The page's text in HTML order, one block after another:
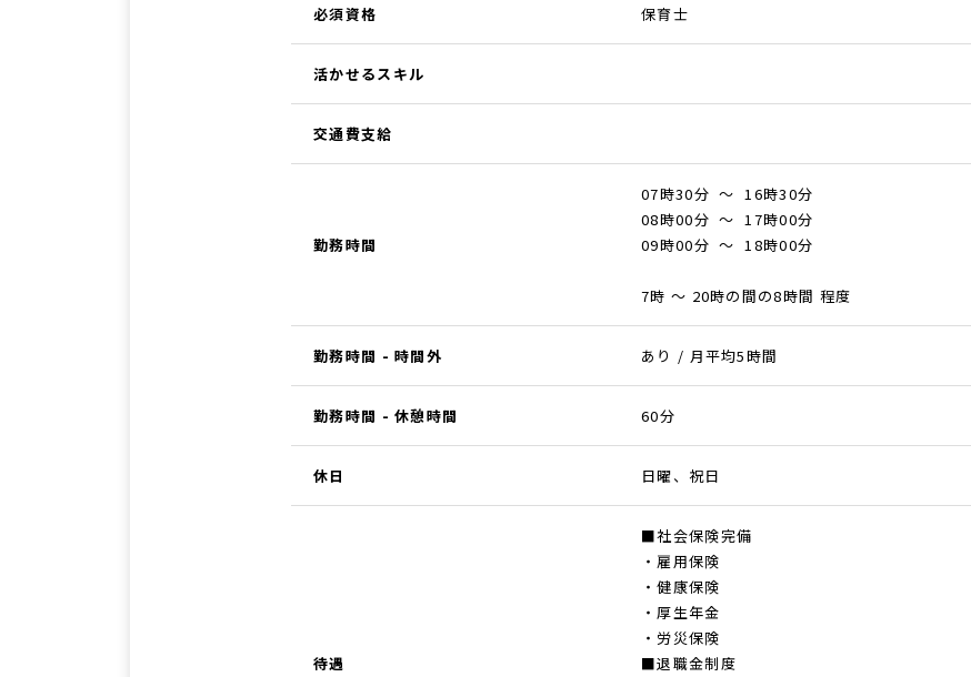
必須資格 保育士
活かせるスキル
交通費支給
勤務時間
07時30分 ～ 16時30分
08時00分 ～ 17時00分
09時00分 ～ 18時00分
7時 ～ 20時の間の8時間 程度
勤務時間 - 時間外 あり / 月平均5時間
勤務時間 - 休憩時間 60分
休日 日曜、祝日
待遇
■社会保険完備
・雇用保険
・健康保険
・厚生年金
・労災保険
■退職金制度